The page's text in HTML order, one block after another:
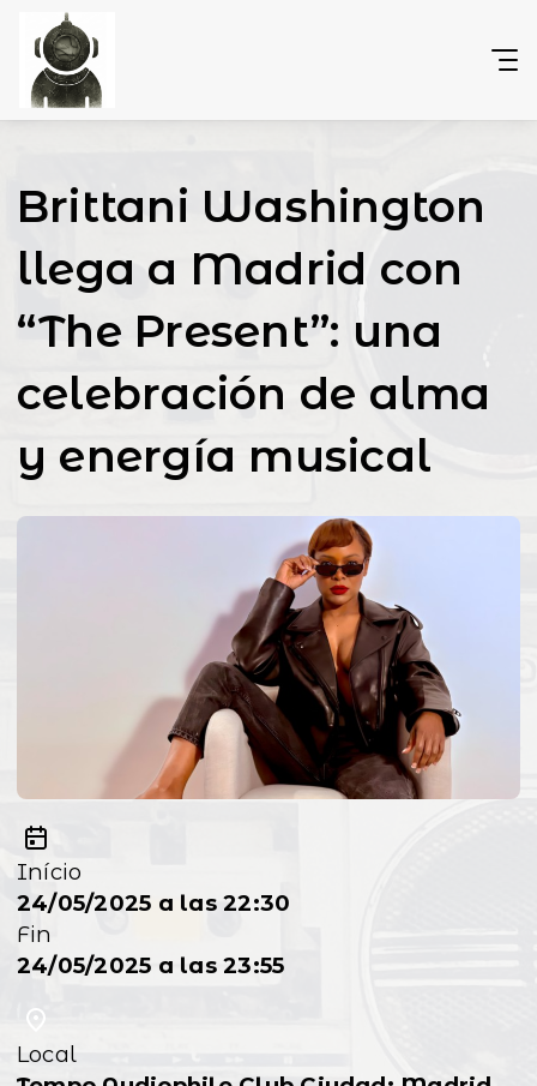
Brittani Washington
llega a Madrid con
“The Present”: una
celebración de alma
y energía musical
Início
24/05/2025 a las 22:30
Fin
24/05/2025 a las 23:55
Local